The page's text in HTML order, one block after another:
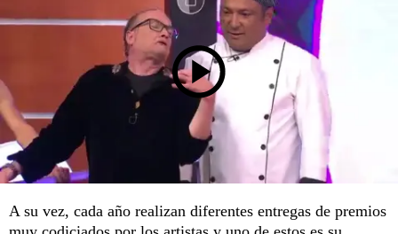
A su vez, cada año realizan diferentes entregas de premios